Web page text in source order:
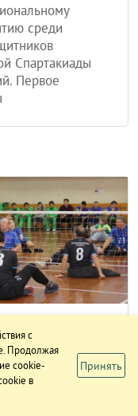
среди
Спартакиады
Первое
в спортивно-
с
Продолжая
cookie-
в
Принять